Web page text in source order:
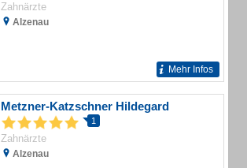
Zahnärzte
Alzenau
Mehr Infos
Metzner-Katzschner Hildegard
1
Zahnärzte
Alzenau